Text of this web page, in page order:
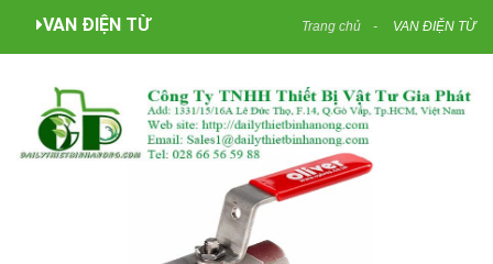
VAN ĐIỆN TỪ Trang chủ VAN ĐIỆN TỪ